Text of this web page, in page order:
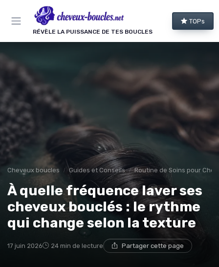
RÉVÈLE LA PUISSANCE DE TES BOUCLES
TOPs
Cheveux boucles Guides et Conseils Routine de Soins pour
À quelle fréquence laver ses
cheveux bouclés : le rythme
qui change selon la texture
17 juin 2026 24 min de lecture Partager cette page
Panneau de gestion des cookies